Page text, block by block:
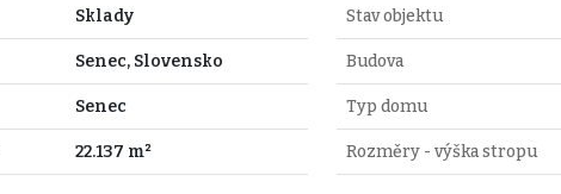
Sklady
Senec, Slovensko
Senec
22.137 m²
Stav objektu
Budova
Typ domu
Rozměry - výška stropu